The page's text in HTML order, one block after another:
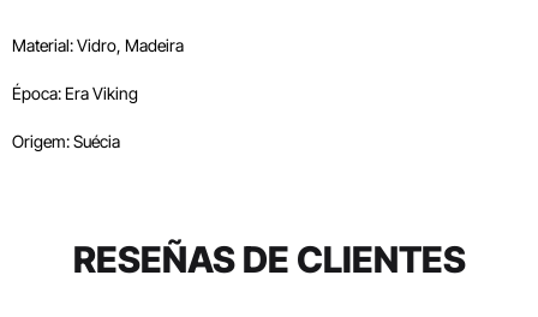
Material: Vidro, Madeira
Época: Era Viking
Origem: Suécia
RESEÑAS DE CLIENTES